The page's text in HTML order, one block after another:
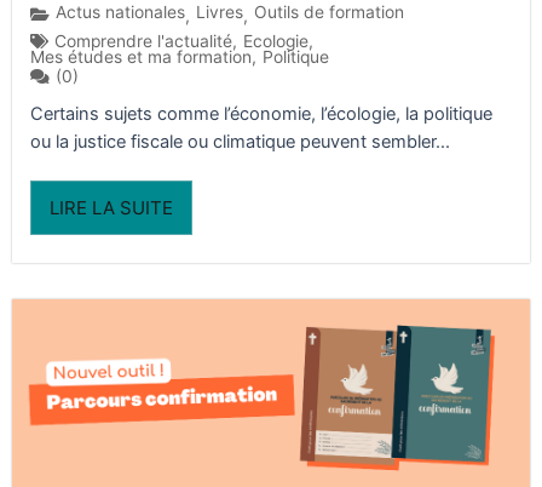
Actus nationales, Livres, Outils de formation
Comprendre l'actualité, Ecologie,
Mes études et ma formation, Politique
(0)
Certains sujets comme l’économie, l’écologie, la politique
ou la justice fiscale ou climatique peuvent sembler...
LIRE LA SUITE